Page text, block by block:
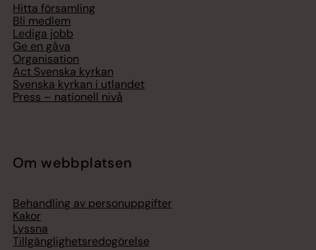
Hitta församling
Bli medlem
Lediga jobb
Ge en gåva
Organisation
Act Svenska kyrkan
Svenska kyrkan i utlandet
Press – nationell nivå
Om webbplatsen
Behandling av personuppgifter
Kakor
Lyssna
Tillgänglighetsredogörelse